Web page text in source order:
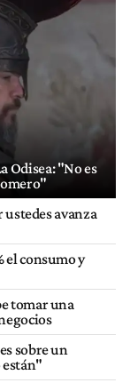
Odisea: "No es
avanza
el consumo y
tomar una
sobre un
están"